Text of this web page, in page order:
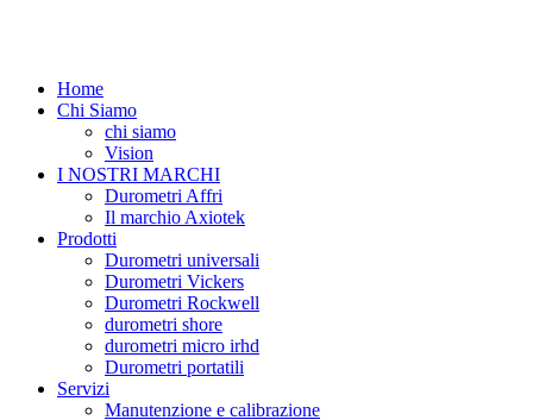
Home
Chi Siamo
chi siamo
Vision
I NOSTRI MARCHI
Durometri Affri
Il marchio Axiotek
Prodotti
Durometri universali
Durometri Vickers
Durometri Rockwell
durometri shore
durometri micro irhd
Durometri portatili
Servizi
Manutenzione e calibrazione